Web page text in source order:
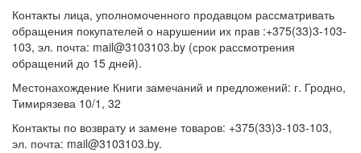
Контакты лица, уполномоченного продавцом рассматривать
обращения покупателей о нарушении их прав :+375(33)3-103-
103, эл. почта: mail@3103103.by (срок рассмотрения
обращений до 15 дней).
Местонахождение Книги замечаний и предложений: г. Гродно,
Тимирязева 10/1, 32
Контакты по возврату и замене товаров: +375(33)3-103-103,
эл. почта: mail@3103103.by.